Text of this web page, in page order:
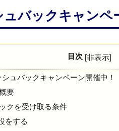
バックキャンペ
目次 [非表示]
ュバックキャンペーン開催中！
要
クを受け取る条件
をする